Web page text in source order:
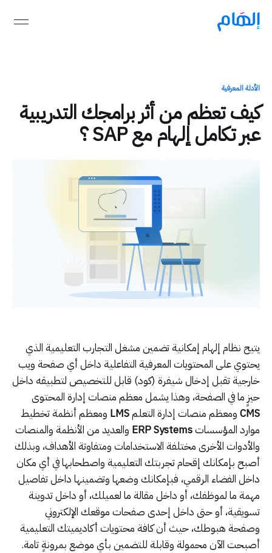
الأدلة المعرفية
كيف تعظم من أثر برامجك التدريبية
عبر تكامل إلهام مع SAP ؟
يتيح نظام إلهام إمكانية تضمين مشغل التجارب التعليمية الذي
يحتوي على المحتويات المعرفية التفاعلية داخل أي صفحة ويب
خارجية تقبل إدخال شيفرة (كود) قابل للتخصيص لتطبيقه داخل
حيزٍ ما في الصفحة، وهذا يشمل معظم منصات إدارة المحتوى
CMS ومعظم منصات إدارة التعلمLMS ومعظم أنظمة تخطيط
موارد المؤسساتERP Systems والعديد من الأنظمة والمنصات
والأدوات الأخرى مختلفة الاستخدامات ومتفاوتة الأهداف، وبذلك
أصبح بإمكانك إقحام تجربتك التعليمية واصطحابها في أي مكان
داخل الفضاء الرقمي، فبإمكانك وضعها وتضمينها داخل تفاصيل
مهمة ما لموظفك، أو داخل مقالة ما لعميلك، أو داخل تدوينة
تسويقية، أو حتى داخل إحدى صفحات موقعك الإلكتروني
وصفحة هبوطك، حيث أن كافة محتويات أكاديميتك التعليمية
أصبحت الآن محمولة وقابلة للتضمين بأي موضع بمرونةٍ تامة.